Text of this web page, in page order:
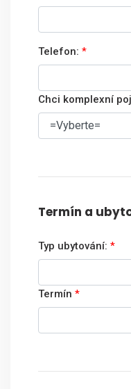
Telefon: *
Chci komplexní
Termín a
Typ ubytování: *
Termín *